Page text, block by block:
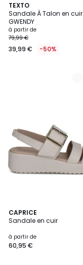
TEXTO
Sandale À Talon en cuir
GWENDY
à partir de
79,99 €
39,99 € -50%
2
Couleurs
CAPRICE
Sandale en cuir
à partir de
60,95 €
3
Couleurs